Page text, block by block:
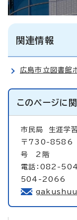
関連情報
広島市立図書館
このページに
市民局 生涯学
〒730-8586
号 2階
電話：082-
504-2066